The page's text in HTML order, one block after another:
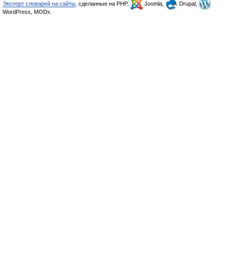
Экспорт словарей на сайты , сделанные на PHP, Joomla,
Drupal,
WordPress, MODx.